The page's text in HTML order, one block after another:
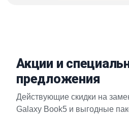
Акции и
предложения
Действующие скидки на
Galaxy Book5 и выгодные